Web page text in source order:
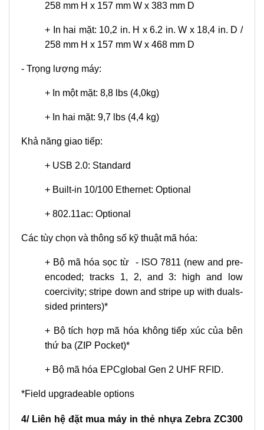
258 mm H x 157 mm W x 383 mm D
+ In hai mặt: 10,2 in. H x 6.2 in. W x 18,4 in. D /
258 mm H x 157 mm W x 468 mm D
- Trọng lượng máy:
+ In một mặt: 8,8 lbs (4,0kg)
+ In hai mặt: 9,7 lbs (4,4 kg)
Khả năng giao tiếp:
+ USB 2.0: Standard
+ Built-in 10/100 Ethernet: Optional
+ 802.11ac: Optional
Các tùy chọn và thông số kỹ thuật mã hóa:
+ Bộ mã hóa sọc từ - ISO 7811 (new and pre-
encoded; tracks 1, 2, and 3: high and low
coercivity; stripe down and stripe up with duals-
sided printers)*
+ Bộ tích hợp mã hóa không tiếp xúc của bên
thứ ba (ZIP Pocket)*
+ Bộ mã hóa EPCglobal Gen 2 UHF RFID.
*Field upgradeable options
4/ Liên hệ đặt mua máy in thẻ nhựa Zebra ZC300